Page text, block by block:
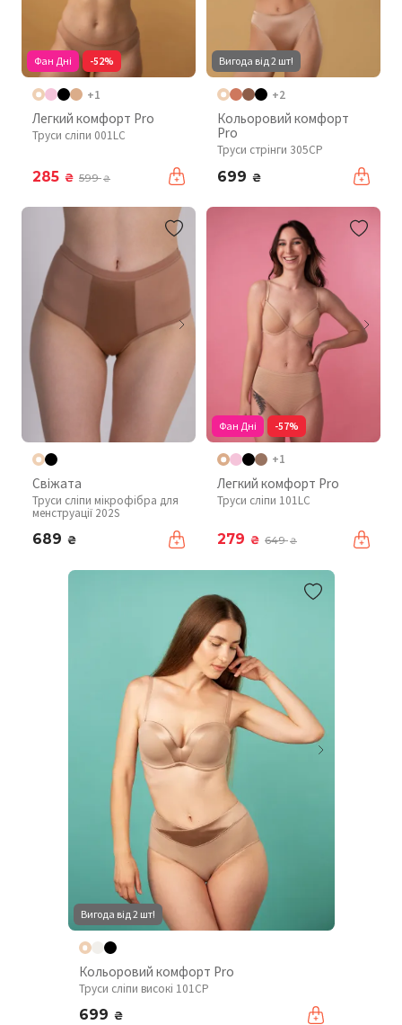
Фан Дні -52%
+1
Легкий комфорт Pro
Труси сліпи 001LC
285 ₴ 599₴
Вигода від 2 шт!
+2
Кольоровий комфорт
Pro
Труси стрінги 305CP
699 ₴
Свіжата
Труси сліпи мікрофібра для
менструації 202S
689 ₴
Фан Дні -57%
+1
Легкий комфорт Pro
Труси сліпи 101LC
279 ₴ 649₴
Вигода від 2 шт!
Кольоровий комфорт Pro
Труси сліпи високі 101CP
699 ₴